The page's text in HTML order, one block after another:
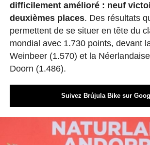
difficilement amélioré : neuf
deuxièmes places. Des résultats
permettent de se situer en tête du
mondial avec 1.730 points, devant
Weinbeer (1.570) et la
Doorn (1.486).
Suivez Brújula Bike sur